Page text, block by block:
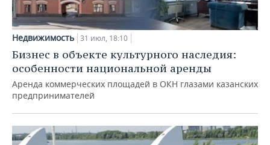
Недвижимость 31 июл, 18:10
Бизнес в объекте культурного наследия:
особенности национальной аренды
Аренда коммерческих площадей в ОКН глазами казанских
предпринимателей